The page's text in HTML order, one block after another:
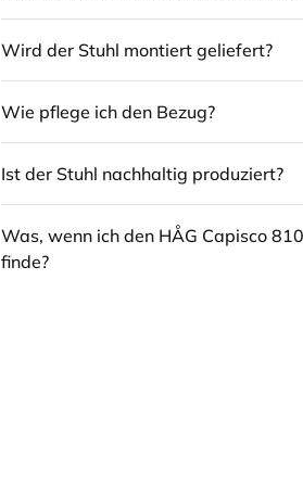
Wird der Stuhl montiert geliefert?
Wie pflege ich den Bezug?
Ist der Stuhl nachhaltig produziert?
Was, wenn ich den HÅG Capisco
finde?